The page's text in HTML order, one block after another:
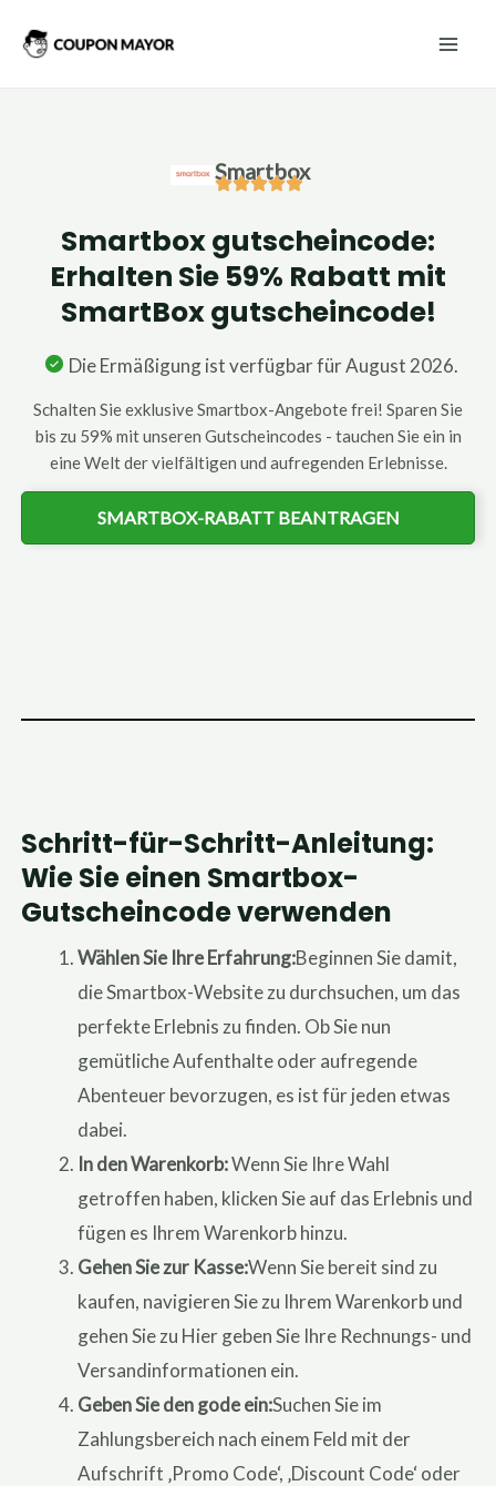
Inhalt
Smartbox
Smartbox gutscheincode:
Erhalten Sie 59% Rabatt mit
SmartBox gutscheincode!
Die Ermäßigung ist verfügbar für August 2026.
Schalten Sie exklusive Smartbox-Angebote frei! Sparen Sie
bis zu 59% mit unseren Gutscheincodes - tauchen Sie ein in
eine Welt der vielfältigen und aufregenden Erlebnisse.
SMARTBOX-RABATT BEANTRAGEN
Schritt-für-Schritt-Anleitung:
Wie Sie einen Smartbox-
Gutscheincode verwenden
Wählen Sie Ihre Erfahrung:Beginnen Sie damit,
die Smartbox-Website zu durchsuchen, um das
perfekte Erlebnis zu finden. Ob Sie nun
gemütliche Aufenthalte oder aufregende
Abenteuer bevorzugen, es ist für jeden etwas
dabei.
In den Warenkorb:Wenn Sie Ihre Wahl
getroffen haben, klicken Sie auf das Erlebnis und
fügen es Ihrem Warenkorb hinzu.
Gehen Sie zur Kasse:Wenn Sie bereit sind zu
kaufen, navigieren Sie zu Ihrem Warenkorb und
gehen Sie zu Hier geben Sie Ihre Rechnungs- und
Versandinformationen ein.
Geben Sie den gode ein:Suchen Sie im
Zahlungsbereich nach einem Feld mit der
Aufschrift ‚Promo Code‘, ‚Discount Code‘ oder